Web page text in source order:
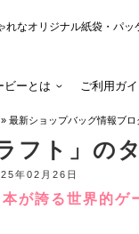
れなオリジナル紙袋・パ
ビーとは ご利用ガ
» 最新ショップバッグ情報ブロ
フト」の
本が誇る世界的ゲ
年02月26日